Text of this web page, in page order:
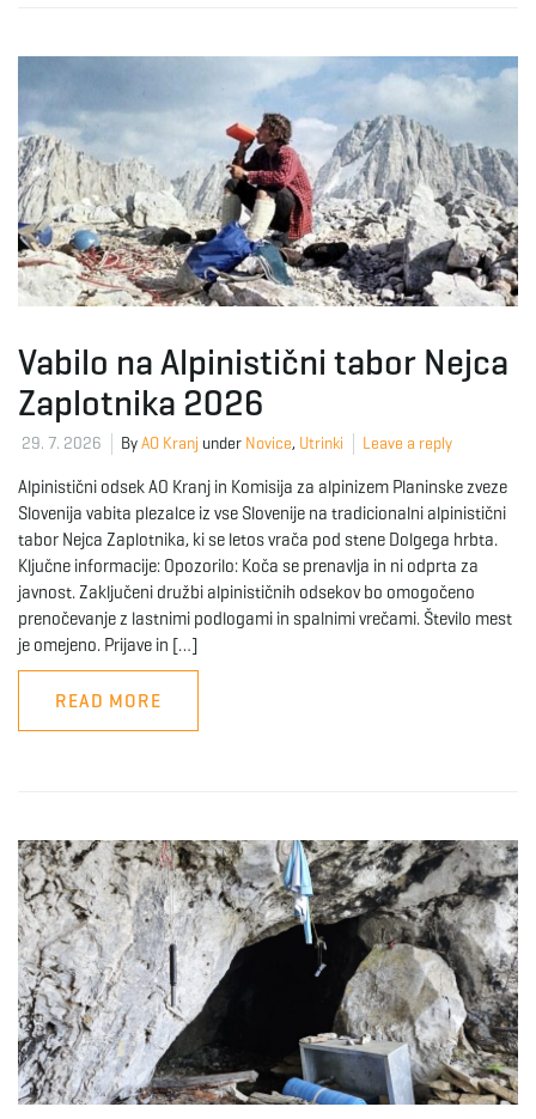
Vabilo na Alpinistični tabor Nejca
Zaplotnika 2026
29. 7. 2026 ByAO Kranj under Novice, Utrinki Leave a reply
Alpinistični odsek AO Kranj in Komisija za alpinizem Planinske zveze
Slovenija vabita plezalce iz vse Slovenije na tradicionalni alpinistični
tabor Nejca Zaplotnika, ki se letos vrača pod stene Dolgega hrbta.
Ključne informacije: Opozorilo: Koča se prenavlja in ni odprta za
javnost. Zaključeni družbi alpinističnih odsekov bo omogočeno
prenočevanje z lastnimi podlogami in spalnimi vrečami. Število mest
je omejeno. Prijave in […]
READ MORE